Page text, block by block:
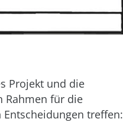
Projekt und die
Rahmen für die
treffen: